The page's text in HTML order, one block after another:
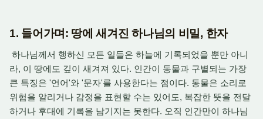
1. 들어가며: 땅에 새겨진 하나님의 비밀, 한자
하나님께서 행하신 모든 일들은 하늘에 기록되었을 뿐만 아니
라, 이 땅에도 깊이 새겨져 있다. 인간이 동물과 구별되는 가장
큰 특징은 '언어'와 '문자'를 사용한다는 점이다. 동물은 소리로
위험을 알리거나 감정을 표현할 수는 있어도, 복잡한 뜻을 전달
하거나 후대에 기록을 남기지는 못한다. 오직 인간만이 하나님